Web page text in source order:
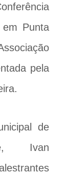
em Punta
pela
de
Ivan